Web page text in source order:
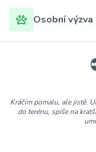
Osobní výzva
Kráčím pomalu, ale jistě.
do terénu, spíše na